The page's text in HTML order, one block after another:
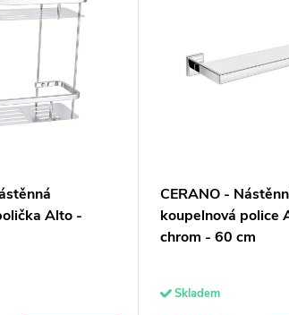
Alto -
CERANO -
koupelnová police
chrom - 60 cm
Skladem